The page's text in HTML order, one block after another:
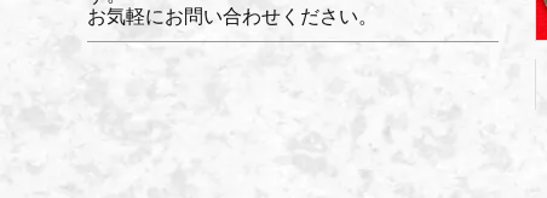
お気軽にお問い合わせください。